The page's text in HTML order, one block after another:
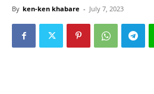
By ken-ken khabare - July 7, 2023